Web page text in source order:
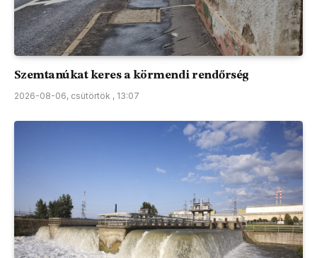
Szemtanúkat keres a körmendi rendőrség
2026-08-06, csütörtök , 13:07